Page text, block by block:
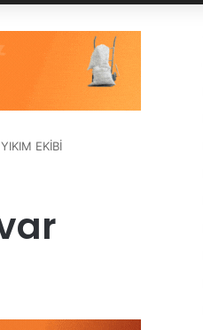
EKİBİ